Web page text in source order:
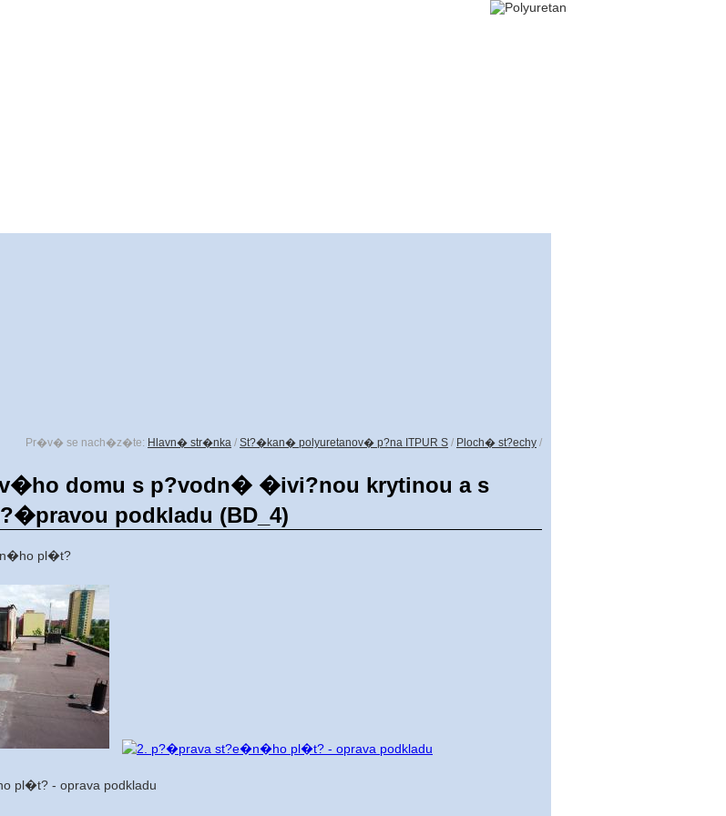
Pr�v� se nach�z�te: Hlavn� str�nka / St?�kan� polyuretanov� p?na ITPUR S / Ploch� st?echy /
domu s p?vodn� �ivi?nou krytinou a s
podkladu (BD_4)
pl�t?
pl�t? - oprava podkladu